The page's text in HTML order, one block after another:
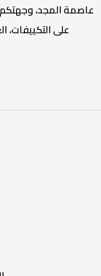
عاصمة المجد، وجهتكم
على